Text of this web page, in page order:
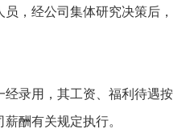
，经公司集体研究决策后，
经录用，其工资、福利待遇按
酬有关规定执行。